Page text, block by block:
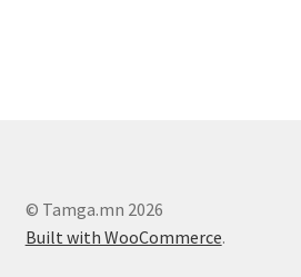
© Tamga.mn 2026
Built with WooCommerce.